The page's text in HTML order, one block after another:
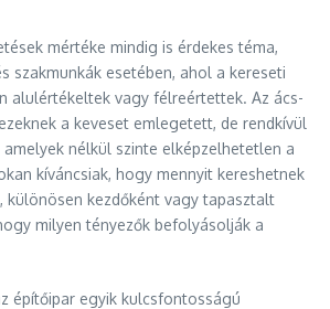
mértéke mindig is érdekes téma,
szakmunkák esetében, ahol a kereseti
alulértékeltek vagy félreértettek. Az ács-
a keveset emlegetett, de rendkívül
nélkül szinte elképzelhetetlen a
kíváncsiak, hogy mennyit kereshetnek
különösen kezdőként vagy tapasztalt
milyen tényezők befolyásolják a
építőipar egyik kulcsfontosságú